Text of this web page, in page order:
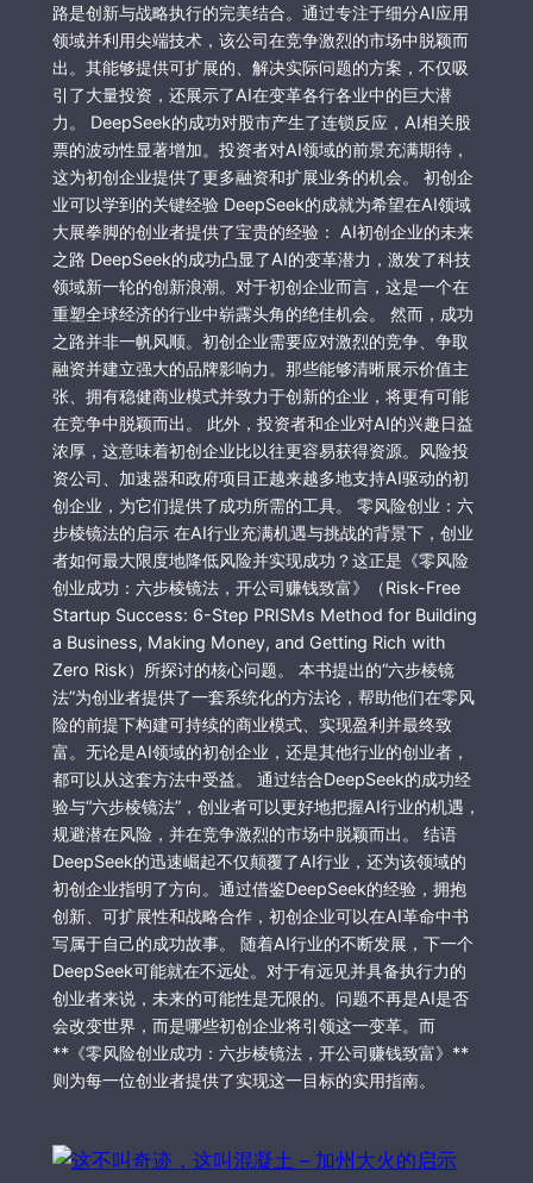
路是创新与战略执行的完美结合。通过专注于细分AI应用
领域并利用尖端技术，该公司在竞争激烈的市场中脱颖而
出。其能够提供可扩展的、解决实际问题的方案，不仅吸
引了大量投资，还展示了AI在变革各行各业中的巨大潜
力。 DeepSeek的成功对股市产生了连锁反应，AI相关股
票的波动性显著增加。投资者对AI领域的前景充满期待，
这为初创企业提供了更多融资和扩展业务的机会。 初创企
业可以学到的关键经验 DeepSeek的成就为希望在AI领域
大展拳脚的创业者提供了宝贵的经验： AI初创企业的未来
之路 DeepSeek的成功凸显了AI的变革潜力，激发了科技
领域新一轮的创新浪潮。对于初创企业而言，这是一个在
重塑全球经济的行业中崭露头角的绝佳机会。 然而，成功
之路并非一帆风顺。初创企业需要应对激烈的竞争、争取
融资并建立强大的品牌影响力。那些能够清晰展示价值主
张、拥有稳健商业模式并致力于创新的企业，将更有可能
在竞争中脱颖而出。 此外，投资者和企业对AI的兴趣日益
浓厚，这意味着初创企业比以往更容易获得资源。风险投
资公司、加速器和政府项目正越来越多地支持AI驱动的初
创企业，为它们提供了成功所需的工具。 零风险创业：六
步棱镜法的启示 在AI行业充满机遇与挑战的背景下，创业
者如何最大限度地降低风险并实现成功？这正是《零风险
创业成功：六步棱镜法，开公司赚钱致富》（Risk-Free
Startup Success: 6-Step PRISMs Method for Building
a Business, Making Money, and Getting Rich with
Zero Risk）所探讨的核心问题。 本书提出的“六步棱镜
法”为创业者提供了一套系统化的方法论，帮助他们在零风
险的前提下构建可持续的商业模式、实现盈利并最终致
富。无论是AI领域的初创企业，还是其他行业的创业者，
都可以从这套方法中受益。 通过结合DeepSeek的成功经
验与“六步棱镜法”，创业者可以更好地把握AI行业的机遇，
规避潜在风险，并在竞争激烈的市场中脱颖而出。 结语
DeepSeek的迅速崛起不仅颠覆了AI行业，还为该领域的
初创企业指明了方向。通过借鉴DeepSeek的经验，拥抱
创新、可扩展性和战略合作，初创企业可以在AI革命中书
写属于自己的成功故事。 随着AI行业的不断发展，下一个
DeepSeek可能就在不远处。对于有远见并具备执行力的
创业者来说，未来的可能性是无限的。问题不再是AI是否
会改变世界，而是哪些初创企业将引领这一变革。而
**《零风险创业成功：六步棱镜法，开公司赚钱致富》**
则为每一位创业者提供了实现这一目标的实用指南。